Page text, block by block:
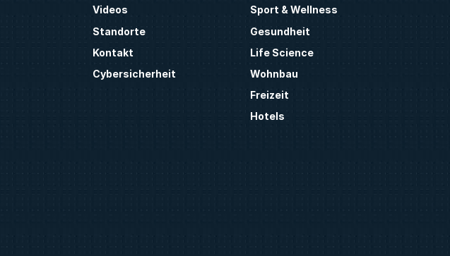
Videos
Standorte
Kontakt
Cybersicherheit
Sport & Wellness
Gesundheit
Life Science
Wohnbau
Freizeit
Hotels